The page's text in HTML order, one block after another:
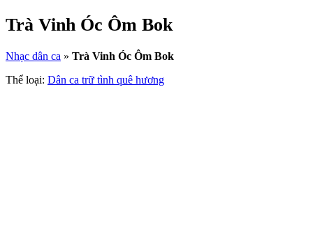
Trà Vinh Óc Ôm Bok
Nhạc dân ca » Trà Vinh Óc Ôm Bok
Thể loại: Dân ca trữ tình quê hương